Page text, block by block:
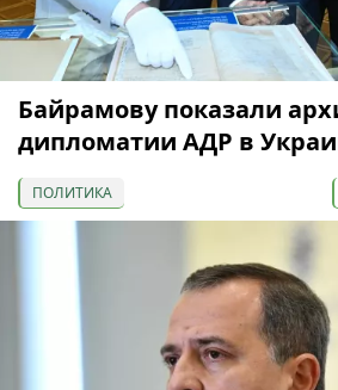
Байрамову показали
дипломатии АДР в
ПОЛИТИКА